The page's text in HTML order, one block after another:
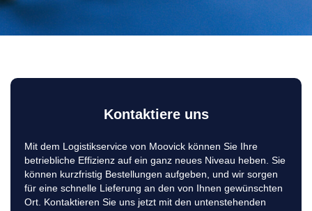
Kontaktiere uns
Mit dem Logistikservice von Moovick können Sie Ihre
betriebliche Effizienz auf ein ganz neues Niveau heben. Sie
können kurzfristig Bestellungen aufgeben, und wir sorgen
für eine schnelle Lieferung an den von Ihnen gewünschten
Ort. Kontaktieren Sie uns jetzt mit den untenstehenden